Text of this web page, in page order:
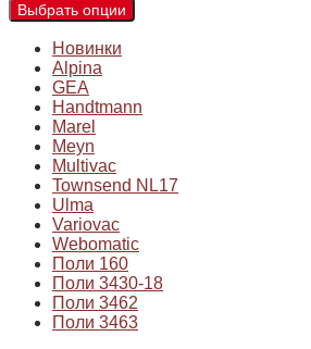
Выбрать опции
Новинки
Alpina
GEA
Handtmann
Marel
Meyn
Multivac
Townsend NL17
Ulma
Variovac
Webomatic
Поли 160
Поли 3430-18
Поли 3462
Поли 3463